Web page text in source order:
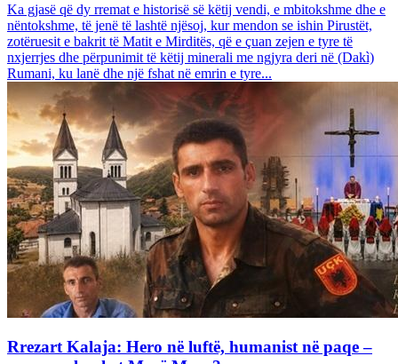
Ka gjasë që dy rremat e historisë së këtij vendi, e mbitokshme dhe e
nëntokshme, të jenë të lashtë njësoj, kur mendon se ishin Pirustët,
zotëruesit e bakrit të Matit e Mirditës, që e çuan zejen e tyre të
nxjerrjes dhe përpunimit të këtij minerali me ngjyra deri në (Dakì)
Rumani, ku lanë dhe një fshat në emrin e tyre...
Rrezart Kalaja: Hero në luftë, humanist në paqe –